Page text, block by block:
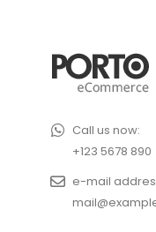
Call us now:
+123 5678 890
e-mail